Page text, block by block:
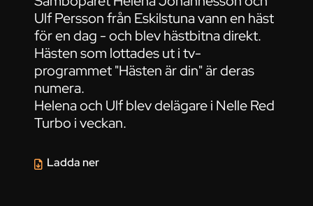
Ulf Persson från Eskilstuna vann en häst
för en dag - och blev hästbitna direkt.
Hästen som lottades ut i tv-
programmet "Hästen är din" är deras
numera.
Helena och Ulf blev delägare i Nelle Red
Turbo i veckan.
Ladda ner